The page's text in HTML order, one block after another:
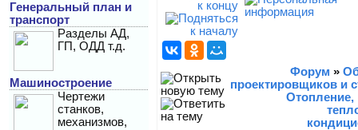
Генеральный план и
транспорт
Разделы АД,
ГП, ОДД т.д.
Машиностроение
Чертежи
станков,
механизмов,
Форум »
проектировщиков и
Отопление,